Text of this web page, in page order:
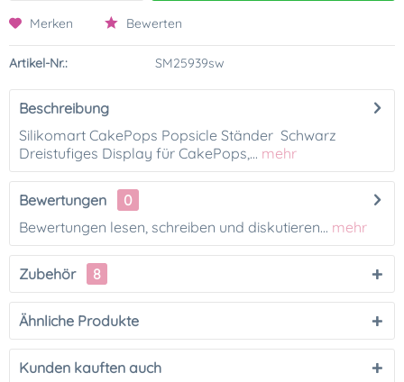
Merken Bewerten
Artikel-Nr.: SM25939sw
Beschreibung
Silikomart CakePops Popsicle Ständer Schwarz
Dreistufiges Display für CakePops,... mehr
Bewertungen
0
Bewertungen lesen, schreiben und diskutieren... mehr
Zubehör 8
Ähnliche Produkte
Kunden kauften auch